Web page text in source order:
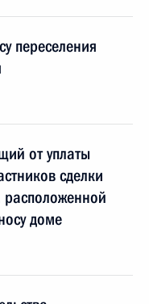
переселения
от уплаты
сделки
доме